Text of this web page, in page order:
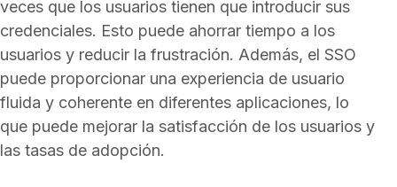
veces que los usuarios tienen que introducir sus
credenciales. Esto puede ahorrar tiempo a los
usuarios y reducir la frustración. Además, el SSO
puede proporcionar una experiencia de usuario
fluida y coherente en diferentes aplicaciones, lo
que puede mejorar la satisfacción de los usuarios y
las tasas de adopción.